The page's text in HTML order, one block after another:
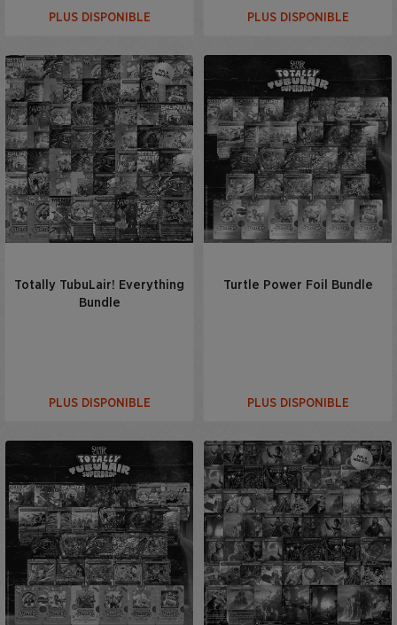
PLUS DISPONIBLE PLUS DISPONIBLE
Totally TubuLair! Everything
Bundle
PLUS DISPONIBLE
Turtle Power Foil Bundle
PLUS DISPONIBLE